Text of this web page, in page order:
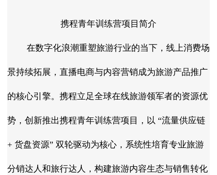
携程青年训练营项目简介
在数字化浪潮重塑旅游行业的当下，线上消费场
景持续拓展，直播电商与内容营销成为旅游产品推广
的核心引擎。携程立足全球在线旅游领军者的资源优
势，创新推出携程青年训练营项目，以 “流量供应链
+ 货盘资源” 双轮驱动为核心，系统性培育专业旅游
分销达人和旅行达人，构建旅游内容生态与销售转化